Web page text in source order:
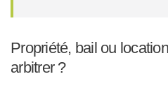
Propriété, bail ou
arbitrer ?